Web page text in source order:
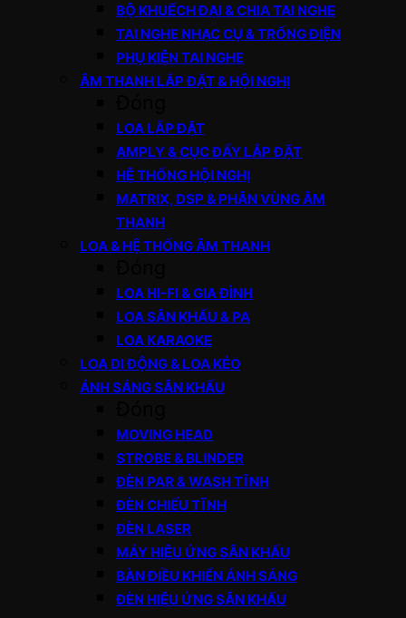
BỘ KHUẾCH ĐẠI & CHIA TAI NGHE
TAI NGHE NHẠC CỤ & TRỐNG ĐIỆN
PHỤ KIỆN TAI NGHE
ÂM THANH LẮP ĐẶT & HỘI NGHỊ
LOA LẮP ĐẶT
AMPLY & CỤC ĐẨY LẮP ĐẶT
HỆ THỐNG HỘI NGHỊ
MATRIX, DSP & PHÂN VÙNG ÂM
THANH
LOA & HỆ THỐNG ÂM THANH
LOA HI-FI & GIA ĐÌNH
LOA SÂN KHẤU & PA
LOA KARAOKE
LOA DI ĐỘNG & LOA KÉO
ÁNH SÁNG SÂN KHẤU
MOVING HEAD
STROBE & BLINDER
ĐÈN PAR & WASH TĨNH
ĐÈN CHIẾU TĨNH
ĐÈN LASER
MÁY HIỆU ỨNG SÂN KHẤU
BÀN ĐIỀU KHIỂN ÁNH SÁNG
ĐÈN HIỆU ỨNG SÂN KHẤU